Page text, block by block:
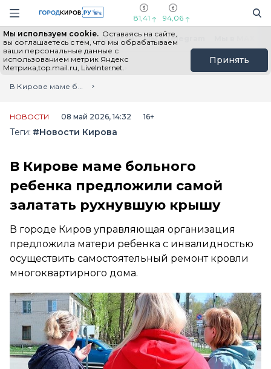
Навигация сайта
81,41 94,06
Мы используем cookie. Оставаясь на сайте,
вы соглашаетесь с тем, что мы обрабатываем
ваши персональные данные с
использованием метрик Яндекс
Метрика,top.mail.ru, LiveInternet.
Принять
Выборы - 2026 Все новости Мы в Telegram
Главная
Лента новостей
В Кирове маме больного ребенка предложили самой залатать рухнувшую крышу
НОВОСТИ 08 май 2026, 14:32 16+
Теги: #Новости Кирова
В Кирове маме больного
ребенка предложили самой
залатать рухнувшую крышу
В городе Киров управляющая организация
предложила матери ребенка с инвалидностью
осуществить самостоятельный ремонт кровли
многоквартирного дома.